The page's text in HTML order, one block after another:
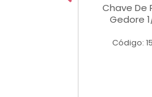
Chave De
Gedore
Código: